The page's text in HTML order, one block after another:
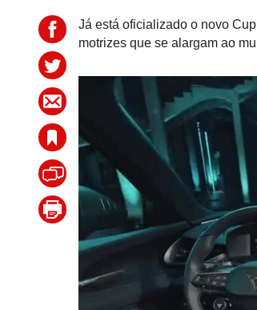
Já está oficializado o novo
motrizes que se alargam ao